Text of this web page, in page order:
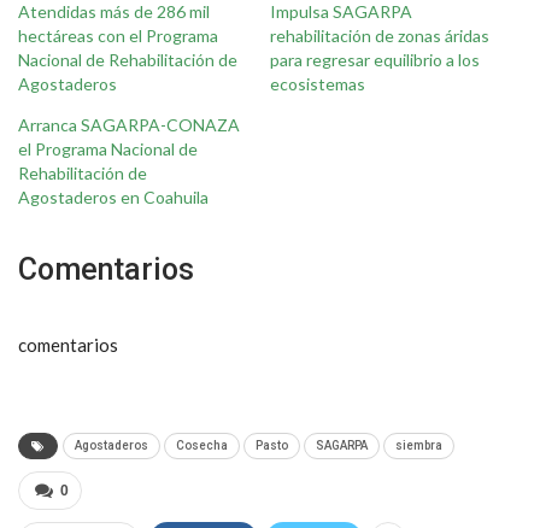
Atendidas más de 286 mil
hectáreas con el Programa
Nacional de Rehabilitación de
Agostaderos
Impulsa SAGARPA
rehabilitación de zonas áridas
para regresar equilibrio a los
ecosistemas
Arranca SAGARPA-CONAZA
el Programa Nacional de
Rehabilitación de
Agostaderos en Coahuila
Comentarios
comentarios
Agostaderos Cosecha Pasto SAGARPA siembra
0